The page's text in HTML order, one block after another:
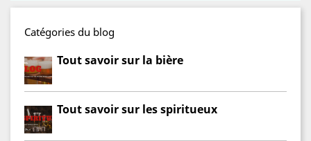
Catégories du blog
Tout savoir sur la bière
Tout savoir sur les spiritueux